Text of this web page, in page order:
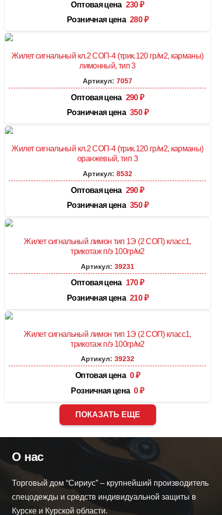
Оптовая цена 230₽
Розничная цена 280₽
Жилет сигнальный кл.2 СОП-4 (трик.120 гр/м2, карманы)
лимонный, тип 3
Артикул: 7057
Оптовая цена 290₽
Розничная цена 350₽
Жилет сигнальный кл.2 СОП-4 (трик.120 гр/м2, карманы)
оранжевый, тип 3
Артикул: 8532
Оптовая цена 290₽
Розничная цена 350₽
Жилет сигнальный лимон тип 1Э (2 СОП) класс1,
трикотаж п/э 100гр/м2
Артикул: 39231
Оптовая цена 170₽
Розничная цена 210₽
Жилет сигнальный лимон тип 1Э (2 СОП) класс1,
трикотаж п/э 100гр/м2
Артикул: 39232
Оптовая цена 0₽
Розничная цена 0₽
ПОКАЗАТЬ ЕЩЕ
О нас
Торговый дом “Сириус” – крупнейший производитель
спецодежды и средств индивидуальной защиты в
Курске и Курской области.